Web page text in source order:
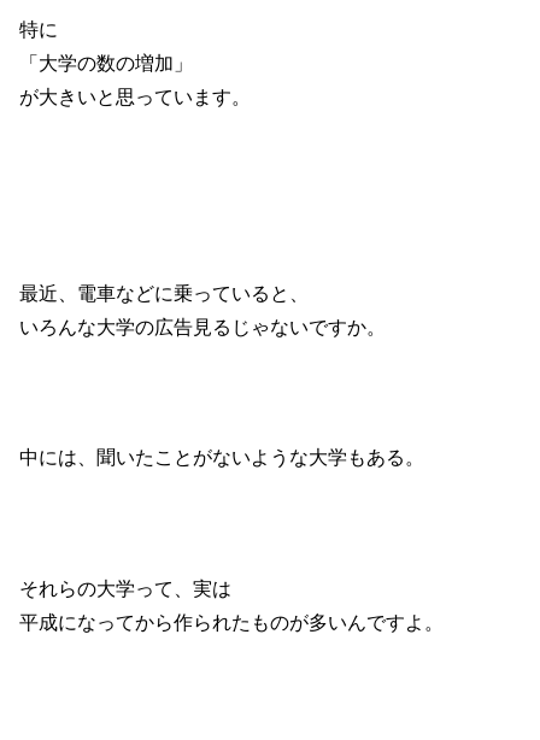
特に
「大学の数の増加」
が大きいと思っています。
最近、電車などに乗っていると、
いろんな大学の広告見るじゃないですか。
中には、聞いたことがないような大学もある。
それらの大学って、実は
平成になってから作られたものが多いんですよ。